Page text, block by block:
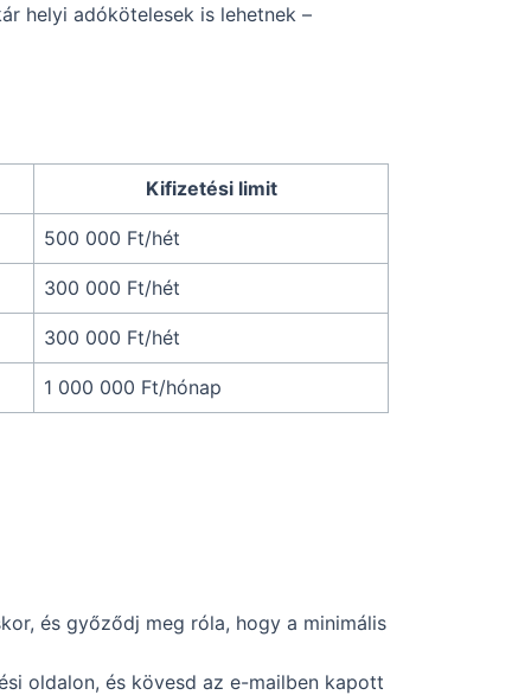
helyi adókötelesek is lehetnek –
Kifizetési limit
500 000 Ft/hét
300 000 Ft/hét
300 000 Ft/hét
1 000 000 Ft/hónap
és győződj meg róla, hogy a minimális
oldalon, és kövesd az e-mailben kapott